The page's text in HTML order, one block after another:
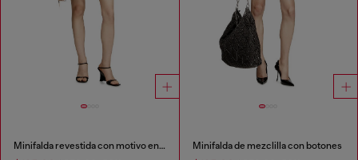
Minifalda revestida con motivo en relieve Minifalda de mezclilla con botones